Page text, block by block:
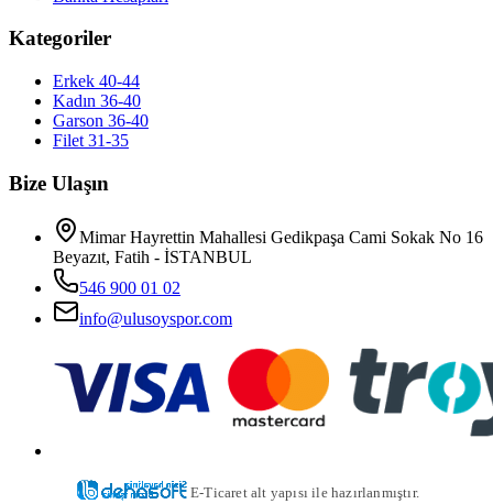
Kategoriler
Erkek 40-44
Kadın 36-40
Garson 36-40
Filet 31-35
Bize Ulaşın
Mimar Hayrettin Mahallesi Gedikpaşa Cami Sokak No 16
Beyazıt, Fatih - İSTANBUL
546 900 01 02
info@ulusoyspor.com
E-Ticaret alt yapısı ile hazırlanmıştır.